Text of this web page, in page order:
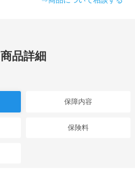
商品詳細
保障内容
保険料